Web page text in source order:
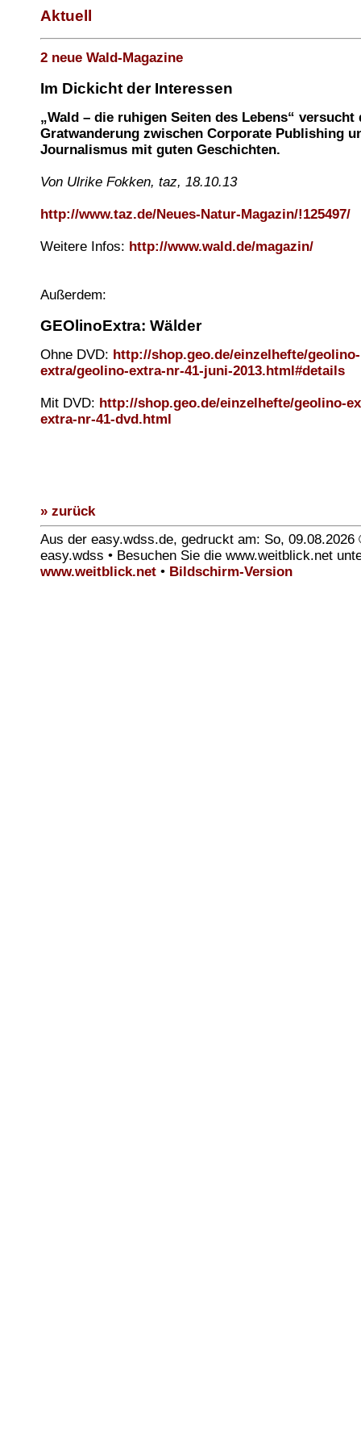
Aktuell
2 neue Wald-Magazine
Im Dickicht der Interessen
„Wald – die ruhigen Seiten des Lebens“ versucht
Gratwanderung zwischen Corporate Publishing
Journalismus mit guten Geschichten.
Von Ulrike Fokken, taz, 18.10.13
http://www.taz.de/Neues-Natur-Magazin/!125497/
Weitere Infos: http://www.wald.de/magazin/
Außerdem:
GEOlinoExtra: Wälder
Ohne DVD: http://shop.geo.de/einzelhefte/geolino-
extra/geolino-extra-nr-41-juni-2013.html#details
Mit DVD: http://shop.geo.de/einzelhefte/geolino-
extra-nr-41-dvd.html
» zurück
Aus der easy.wdss.de, gedruckt am: So, 09.08.2026
easy.wdss • Besuchen Sie die www.weitblick.net
www.weitblick.net • Bildschirm-Version